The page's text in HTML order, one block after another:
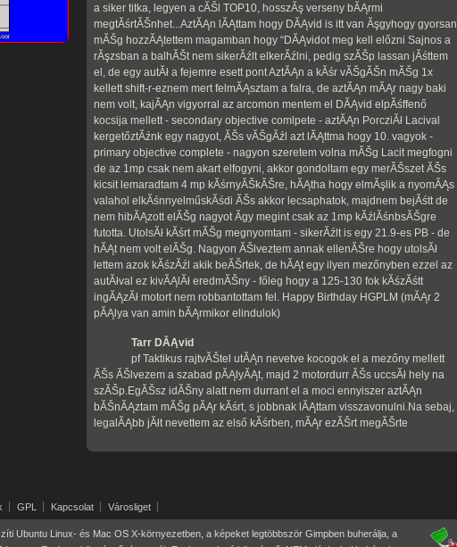
a siker titka, legyen a cĂŠl TOP10, hosszĂş verseny bĂĄrmi
megtĂśrtĂŠnhet...AztĂĄn lĂĄttam hogy DĂĄvid is itt van Ăşgyhogy gyorsan
mĂŠg hozzĂĄtettem magamban hogy “DĂĄvidot meg kell előzni Sajnos a
rĂşzsban a balhĂŠt nem sikerĂźlt elkerĂźlni, pedig szĂŠp lassan jĂśttem
el, de egy autĂł a fejemre esett pont AztĂĄn a kĂśr vĂŠgĂŠn mĂŠg 1x
kellett shift-r-eznem mert felmĂĄsztam a falra, de aztĂĄn mĂĄr nagy baki
nem volt, kajĂĄn vigyorral az arcomon mentem el DĂĄvid elpĂśffenő
kocsija mellett - secondary objective comlpete - aztĂĄn PorcziĂł Lacival
kergetőztĂźnk egy nagyot, ĂŠs vĂŠgĂźl azt lĂĄttma hogy 10. vagyok -
primary objective complete - nagyon szeretem volna mĂŠg Lacit megfogni
de az 1mp csak nem akart elfogyni, akkor gondoltam egy merĂŠszet ĂŠs
kicsit lemaradtam 4 mp kĂśrnyĂŠkĂŠre, hĂĄtha hogy elmĂşlik a nyomĂĄs
valahol elkĂśnnyelműskĂśdi ĂŠs akkor lecsaphatok, majdnem bejĂśtt de
nem hibĂĄzott elĂŠg nagyot Ă­gy megint csak az 1mp kĂźlĂśnbsĂŠgre
futotta. UtolsĂł kĂśrt mĂŠg megnyomtam - sikerĂźlt is egy 21.9-es PB - de
hĂĄt nem volt elĂŠg. Nagyon ĂŠlveztem annak ellenĂŠre hogy utolsĂł
lettem azok kĂśzĂźl akik beĂŠrtek, de hĂĄt egy ilyen mezőnyben ezzel az
autĂłval ez kivĂĄlĂł eredmĂŠny - főleg hogy a 125-130 fok kĂśzĂśtt
ingĂĄzĂł motort nem robbantottam fel. Happy Birthday HGPLM (mĂĄr 2
pĂĄlya van amin bĂĄrmikor elindulok)
Tarr DĂĄvid
pf Taktikus rajtvĂŠtel utĂĄn nevetve kocogok el a mezőny mellett
ĂŠs ĂŠlvezem a szabad pĂĄlyĂĄt, majd 2 motordurr ĂŠs uccsĂł hely na
szĂŠp.EgĂŠsz idĂŠny alatt nem durrant el a moci ennyiszer aztĂĄn
bĂŠnĂĄztam mĂŠg pĂĄr kĂśrt, s jobbnak lĂĄttam visszavonulni.Na sebaj,
legalĂĄbb jĂłt nevettem az első kĂśrben, mĂĄr ezĂŠrt megĂŠrte
GPL Kapcsolat Városliget
Ubuntu Linux- és Mac OS X-környezetben, a képeket legtöbbször Gimpben buherálja, a